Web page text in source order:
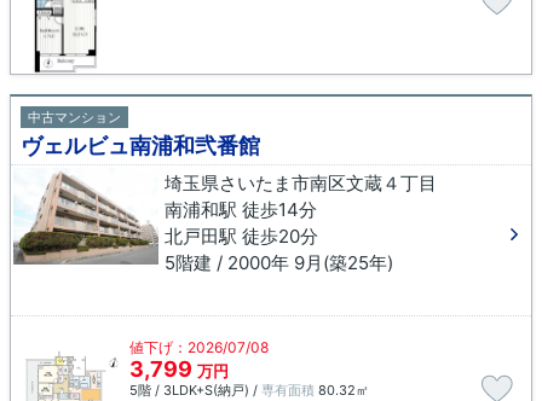
中古マンション
ヴェルビュ南浦和弐番館
埼玉県さいたま市南区文蔵４丁目
南浦和駅 徒歩14分
北戸田駅 徒歩20分
5階建 / 2000年 9月(築25年)
値下げ：2026/07/08
3,799 万円
5階 / 3LDK+S(納戸) / 専有面積 80.32㎡